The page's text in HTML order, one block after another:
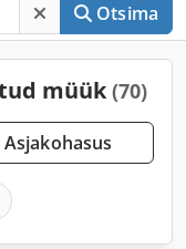
Otsima
müük (70)
Asjakohasus